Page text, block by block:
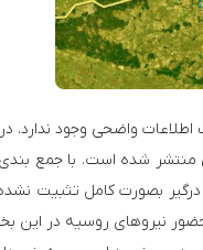
واضحی وجود ندارد.
منتشر شده است. با جمع
بصورت کامل تثبیت